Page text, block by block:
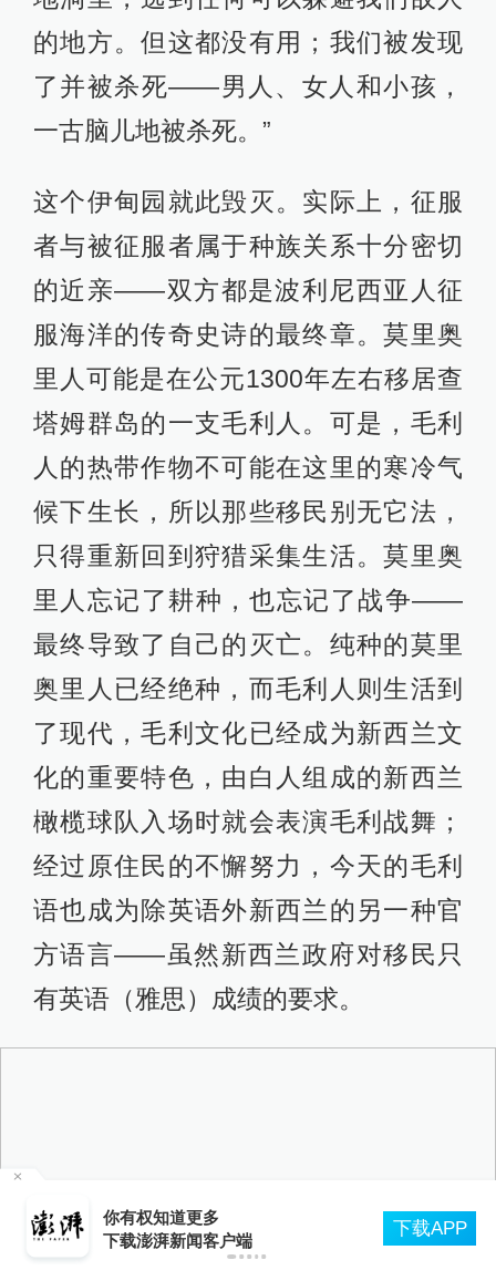
方语言——虽然新西兰政府对移民只
有英语（雅思）成绩的要求。
新西兰奥克兰（Auckland）街景
（本文部分照片由上海旅居奥克兰的
张斐然先生提供）
参考文献：
赵晓寰、乔雪瑛著，《新西兰：历
史、民族与文化》，复旦大学出版
社，2009年
（美）戴蒙德（Diamond,J.）著，谢
延光译，《枪炮、病菌与钢铁》，上
海译文出版社，2000年
下载APP
应：并非新政，更不是